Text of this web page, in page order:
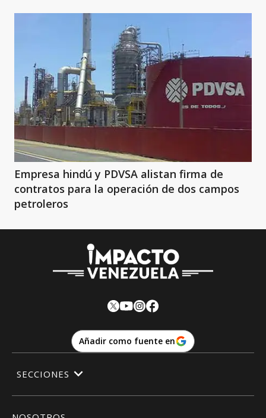
Empresa hindú y PDVSA alistan firma de
contratos para la operación de dos campos
petroleros
Añadir como fuente en
SECCIONES